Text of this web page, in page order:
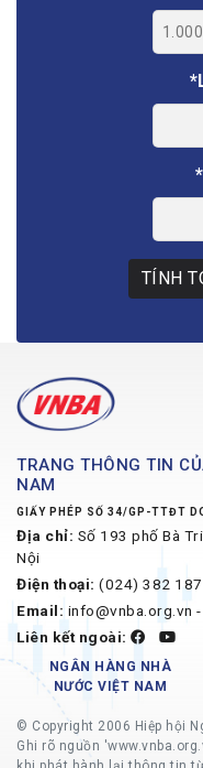
TÍNH
TRANG THÔNG TIN
NAM
GIẤY PHÉP SỐ 34/GP-TTĐT
Địa chỉ: Số 193 phố Bà
Nội
Điện thoại: (024) 382
Email: info@vnba.org.vn
Liên kết ngoài:
NGÂN HÀNG NHÀ
NƯỚC VIỆT NAM
© Copyright 2006 Hiệp hội
Ghi rõ nguồn